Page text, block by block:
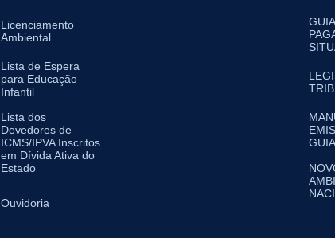
Licenciamento
Ambiental
Lista de Espera
para Educação
Infantil
Lista dos
Devedores de
ICMS/IPVA Inscritos
em Dívida Ativa do
Estado
Ouvidoria